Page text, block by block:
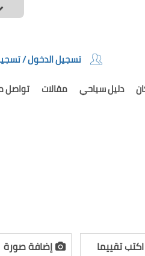
تسجيل الدخول /
دليل سياحي مقالات تواصل
اكتب تقييما إضافة صورة